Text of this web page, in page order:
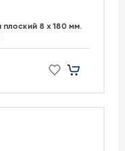
8 х 180 мм.